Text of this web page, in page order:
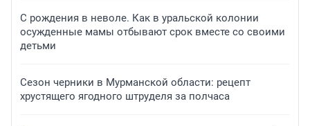
С рождения в неволе. Как в уральской колонии
осужденные мамы отбывают срок вместе со своими
детьми
Сезон черники в Мурманской области: рецепт
хрустящего ягодного штруделя за полчаса